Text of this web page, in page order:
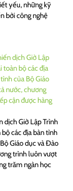
yếu, những kỹ
bởi công nghệ
dịch Giờ Lập Trình
các địa bàn tỉnh
Giáo dục và Đào
trình luôn vượt
trăm ngàn học